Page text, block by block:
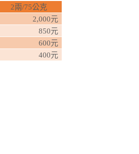
2兩/75公克
2,000元
850元
600元
400元